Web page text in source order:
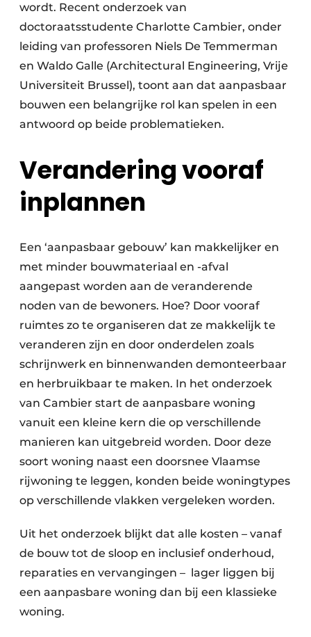
wordt. Recent onderzoek van
doctoraatsstudente Charlotte Cambier, onder
leiding van professoren Niels De Temmerman
en Waldo Galle (Architectural Engineering, Vrije
Universiteit Brussel), toont aan dat aanpasbaar
bouwen een belangrijke rol kan spelen in een
antwoord op beide problematieken.
Verandering vooraf
inplannen
Een ‘aanpasbaar gebouw’ kan makkelijker en
met minder bouwmateriaal en -afval
aangepast worden aan de veranderende
noden van de bewoners. Hoe? Door vooraf
ruimtes zo te organiseren dat ze makkelijk te
veranderen zijn en door onderdelen zoals
schrijnwerk en binnenwanden demonteerbaar
en herbruikbaar te maken. In het onderzoek
van Cambier start de aanpasbare woning
vanuit een kleine kern die op verschillende
manieren kan uitgebreid worden. Door deze
soort woning naast een doorsnee Vlaamse
rijwoning te leggen, konden beide woningtypes
op verschillende vlakken vergeleken worden.
Uit het onderzoek blijkt dat alle kosten – vanaf
de bouw tot de sloop en inclusief onderhoud,
reparaties en vervangingen – lager liggen bij
een aanpasbare woning dan bij een klassieke
woning.